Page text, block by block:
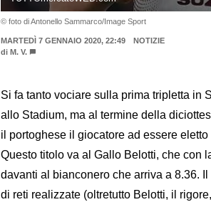
© foto di Antonello Sammarco/Image Sport
MARTEDÌ 7 GENNAIO 2020, 22:49
NOTIZIE
di M. V.
Si fa tanto vociare sulla prima tripletta in
allo Stadium, ma al termine della
il portoghese il giocatore ad essere
Questo titolo va al Gallo Belotti, che con
davanti al bianconero che arriva a 8.36.
di reti realizzate (oltretutto Belotti, il